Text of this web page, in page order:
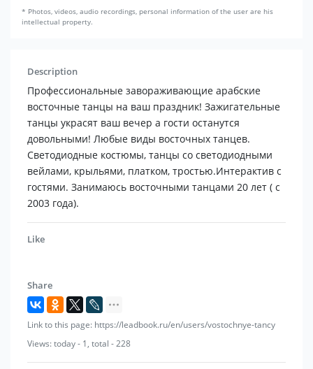
* Photos, videos, audio recordings, personal information of the user are his
intellectual property.
Description
Профессиональные завораживающие арабские
восточные танцы на ваш праздник! Зажигательные
танцы украсят ваш вечер а гости останутся
довольными! Любые виды восточных танцев.
Светодиодные костюмы, танцы со светодиодными
вейлами, крыльями, платком, тростью.Интерактив с
гостями. Занимаюсь восточными танцами 20 лет ( с
2003 года).
Like
Share
Link to this page: https://leadbook.ru/en/users/vostochnye-tancy
Views: today - 1, total - 228